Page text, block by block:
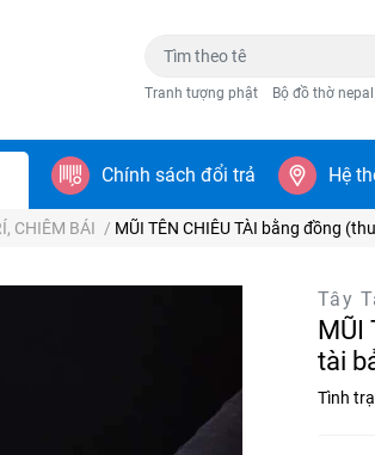
Tranh tượng phật Bộ đồ thờ nepal
Chính sách đổi trả Hệ
CHIÊM BÁI / MŨI TÊN CHIÊU TÀI bằng đồng
Tây
MŨI
tài
Tình